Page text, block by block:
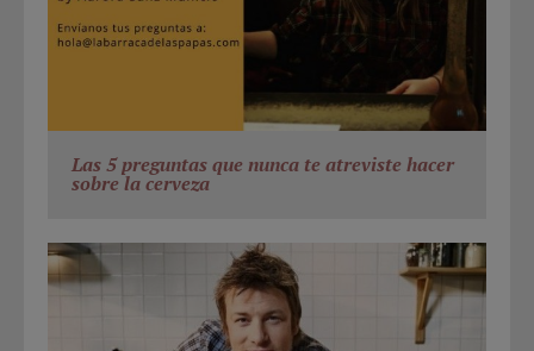
Las 5 preguntas que nunca te atreviste hacer
sobre la cerveza